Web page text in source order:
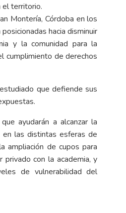
el territorio.
Montería, Córdoba en los
hacia disminuir
y la comunidad para la
cumplimiento de derechos
que defiende sus
ayudarán a alcanzar la
en las distintas esferas de
ampliación de cupos para
con la academia, y
de vulnerabilidad del